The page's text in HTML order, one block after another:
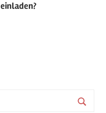
einladen?